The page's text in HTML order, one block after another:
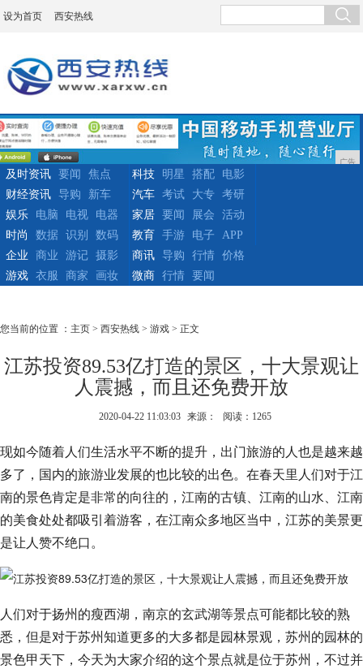
设为首页 西安热线
广告
及时资讯 要闻
焦点
财经资讯
导购 新车
科技 明星 搭配
电影
汽车
考试 大专
考研
娱乐
电脑 电视
电器
时尚
数据 识别 数码
家居 要闻 展会
活动
教育
手游 电子
APP
企业
商业 游记
摄影
游戏
衣服 商家 画妆
商讯 导购 行情
价格
微商
行情 要闻
您当前的位置 ： 主页 > 西安热线 > 游戏 > 正文
江苏投资89.53亿打造的景区，十大景观让
人震撼，而且还免费开放
2020-04-22 11:03:03 来源： 阅读：1265
现如今随着人们生活水平不断的提升，出门旅游的人也是越来越
多了，国内的旅游业发展的也比较的出色。在春天里人们对于江
南的景色肯定是非常的向往的，江南的古镇、江南的山水、江南
的美食处处都吸引着游客，在江南众多地区当中，江苏的美景更
是让人赞不绝口。
人们对于扬州的瘦西湖，南京的玄武湖等景点可能都比较的熟
悉，但是对于苏州知道更多的大多都是园林景观，苏州的园林的
景色甲天下，今天为大家介绍的这个景点就是位于苏州，不过并